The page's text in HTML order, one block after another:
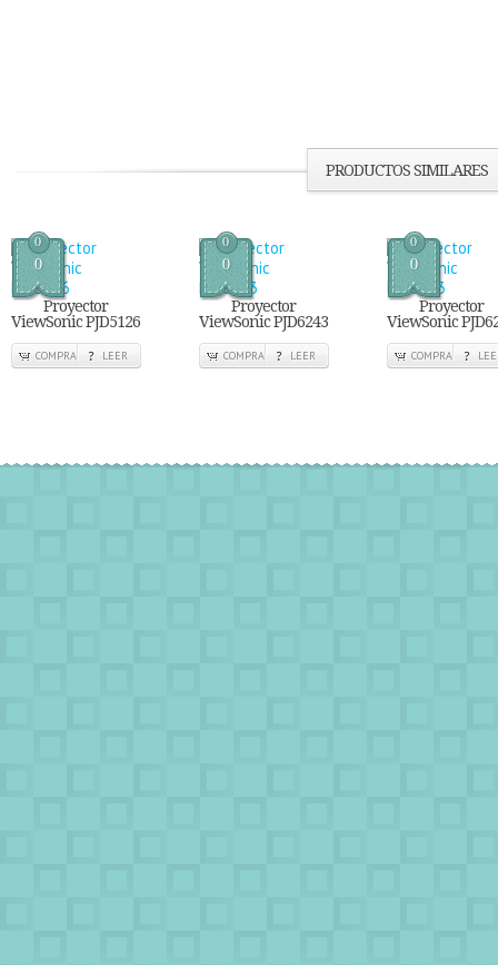
PRODUCTOS SIMILARES
0
0
Proyector
ViewSonic PJD5126
COMPRA LEER
0
0
Proyector
ViewSonic PJD6243
COMPRA LEER
0
0
Proyector
ViewSonic
COMPRA